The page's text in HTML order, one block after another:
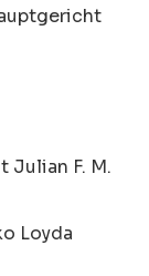
Julian F. M.
Loyda